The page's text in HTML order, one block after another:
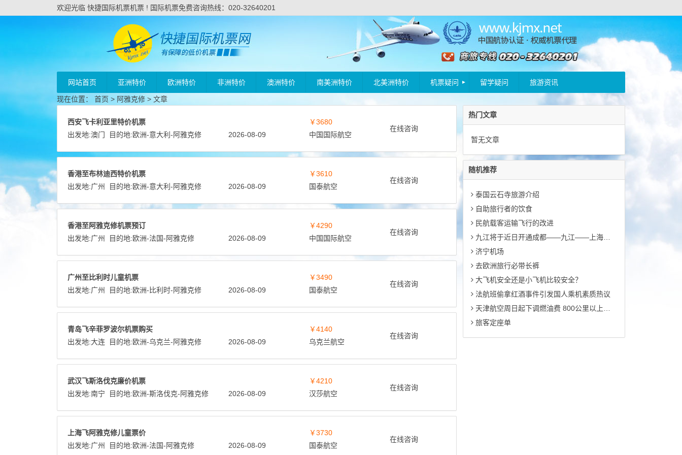
欢迎光临 快捷国际机票机票 ! 国际机票免费咨询热线：020-32640201
网站首页 亚洲特价 欧洲特价 非洲特价 澳洲特价 南美洲特价 北美洲特价 机票疑问 留学疑问 旅游资讯
现在位置： 首页 > 阿雅克修 > 文章
西安飞卡利亚里特价机票
￥3680
出发地:澳门 目的地:欧洲-意大利 -阿雅克修 2026-08-09 中国国际航空
在线咨询
香港至布林迪西特价机票
￥3610
出发地:广州 目的地:欧洲-意大利 -阿雅克修 2026-08-09 国泰航空
在线咨询
香港至阿雅克修机票预订
￥4290
出发地:广州 目的地:欧洲-法国-阿雅克修 2026-08-09 中国国际航空
在线咨询
广州至比利时儿童机票
￥3490
出发地:广州 目的地:欧洲- 比利时-阿雅克修 2026-08-09 国泰航空
在线咨询
青岛飞辛菲罗波尔机票购买
￥4140
出发地:大连 目的地:欧洲-乌克兰-阿雅克修 2026-08-09 乌克兰航空
在线咨询
武汉飞斯洛伐克廉价机票
￥4210
出发地:南宁 目的地:欧洲-斯洛伐克-阿雅克修 2026-08-09 汉莎航空
在线咨询
上海飞阿雅克修儿童票价
￥3730
出发地:广州 目的地:欧洲-法国-阿雅克修 2026-08-09 国泰航空
在线咨询
热门文章
暂无文章
随机推荐
泰国云石寺旅游介绍
自助旅行者的饮食
民航载客运输飞行的改进
九江将于近日开通成都――九江――上海浦东的往返航班
济宁机场
去欧洲旅行必带长裤
大飞机安全还是小飞机比较安全？
法航班偷拿红酒事件引发国人乘机素质热议
天津航空周日起下调燃油费 800公里以上下调20元
旅客定座单